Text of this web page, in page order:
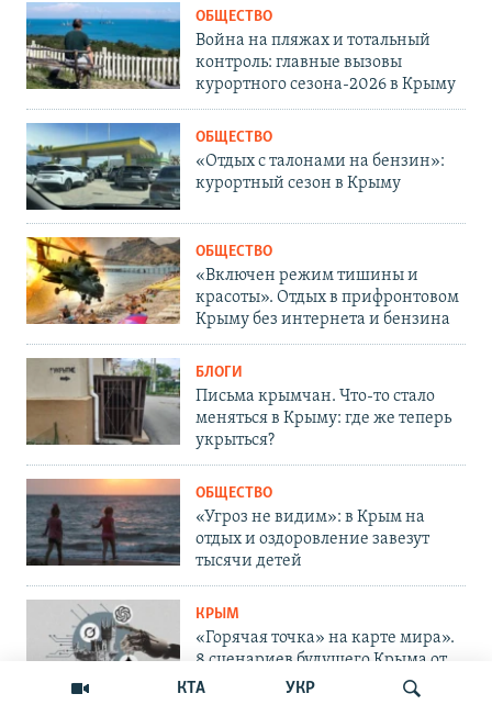
КТА УКР
ОБЩЕСТВО
Война на пляжах и тотальный
контроль: главные вызовы
курортного сезона-2026 в Крыму
ОБЩЕСТВО
«Отдых с талонами на бензин»:
курортный сезон в Крыму
ОБЩЕСТВО
«Включен режим тишины и
красоты». Отдых в прифронтовом
Крыму без интернета и бензина
БЛОГИ
Письма крымчан. Что-то стало
меняться в Крыму: где же теперь
укрыться?
ОБЩЕСТВО
«Угроз не видим»: в Крым на
отдых и оздоровление завезут
тысячи детей
КРЫМ
«Горячая точка» на карте мира».
8 сценариев будущего Крыма от
ИИ